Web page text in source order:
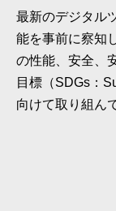
最新のデジタル
能を事前に察知
の性能、安全、
目標（SDGs：
向けて取り組ん